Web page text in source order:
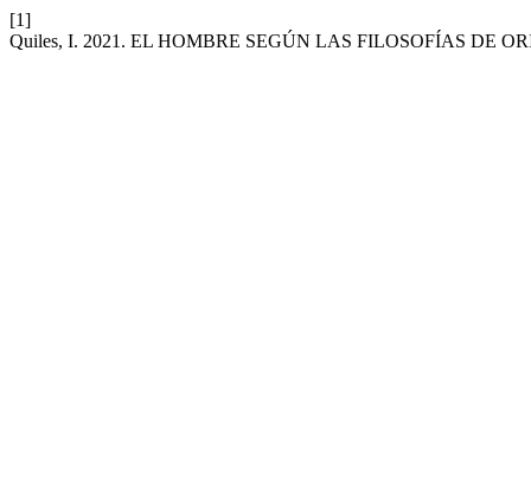
[1]
Quiles, I. 2021. EL HOMBRE SEGÚN LAS FILOSOFÍAS DE